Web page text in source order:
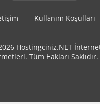
Kullanım Koşulları
Hostingciniz.NET
Tüm Hakları Saklıdır.